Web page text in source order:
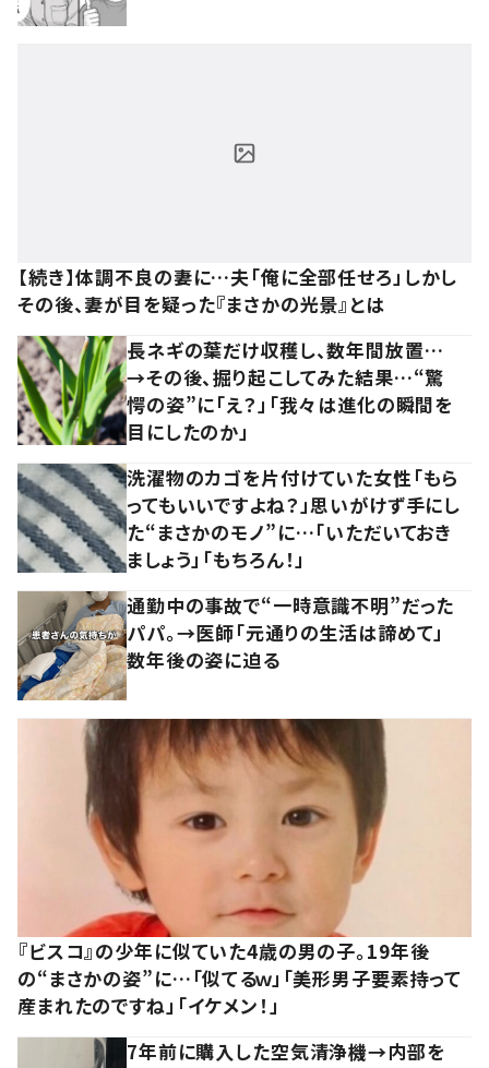
【続き】体調不良の妻に…夫「俺に全部任せろ」しかし
その後、妻が目を疑った『まさかの光景』とは
長ネギの葉だけ収穫し、数年間放置…
→その後、掘り起こしてみた結果…“驚
愕の姿”に「え？」「我々は進化の瞬間を
目にしたのか」
洗濯物のカゴを片付けていた女性「もら
ってもいいですよね？」思いがけず手にし
た“まさかのモノ”に…「いただいておき
ましょう」「もちろん！」
通勤中の事故で“一時意識不明”だった
パパ。→医師「元通りの生活は諦めて」
数年後の姿に迫る
『ビスコ』の少年に似ていた4歳の男の子。19年後
の“まさかの姿”に…「似てるｗ」「美形男子要素持って
産まれたのですね」「イケメン！」
7年前に購入した空気清浄機→内部を